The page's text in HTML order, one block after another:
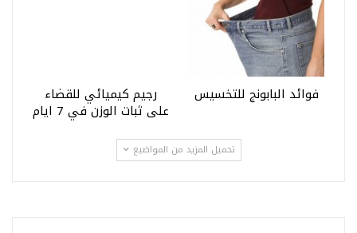
فوائد البابونج للتخسيس رجيم كيميائي للقضاء
على ثبات الوزن في 7 ايام
تحميل المزيد من المواضيع